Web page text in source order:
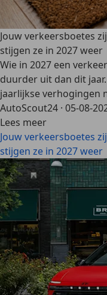
Jouw verkeersboetes
stijgen ze in 2027 weer
Wie in 2027 een
duurder uit dan dit
jaarlijkse verhogingen
AutoScout24 · 05-08-
Lees meer
Jouw verkeersboetes
stijgen ze in 2027 weer